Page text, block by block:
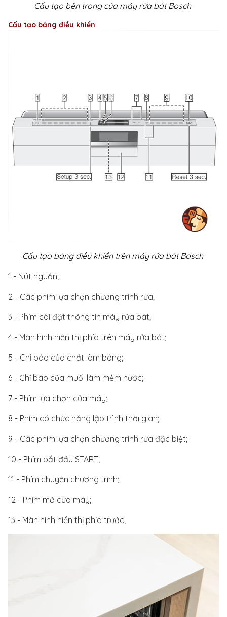
Cấu tạo bên trong của máy rửa bát Bosch
Cấu tạo bảng điều khiển
Cấu tạo bảng điều khiển trên máy rửa bát Bosch
1 - Nút nguồn;
2 - Các phím lựa chọn chương trình rửa;
3 - Phím cài đặt thông tin máy rửa bát;
4 - Màn hình hiển thị phía trên máy rửa bát;
5 - Chỉ báo của chất làm bóng;
6 - Chỉ báo của muối làm mềm nước;
7 - Phím lựa chọn của máy;
8 - Phím có chức năng lập trình thời gian;
9 - Các phím lựa chọn chương trình rửa đặc biệt;
10 - Phím bắt đầu START;
11 - Phím chuyển chương trình;
12 - Phím mở cửa máy;
13 - Màn hình hiển thị phía trước;